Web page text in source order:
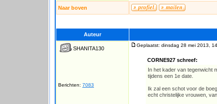
Naar boven
Auteur
SHANITA130
Berichten: 7083
Geplaatst: dinsdag 28 mei 2013,
CORNE927 schreef:
In het kader van tegenwicht
tijdens een 1e date.
Ik zal een schot voor de
echt christelijke vrouwen,